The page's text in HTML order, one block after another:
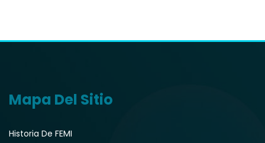
Mapa Del Sitio
Historia De FEMI